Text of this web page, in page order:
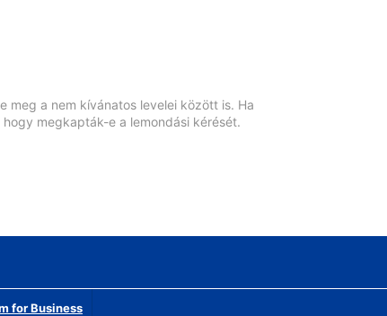
meg a nem kívánatos levelei között is. Ha
megkapták-e a lemondási kérését.
for Business